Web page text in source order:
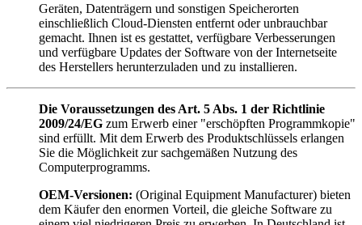
Geräten, Datenträgern und sonstigen Speicherorten
einschließlich Cloud-Diensten entfernt oder unbrauchbar
gemacht. Ihnen ist es gestattet, verfügbare Verbesserungen
und verfügbare Updates der Software von der Internetseite
des Herstellers herunterzuladen und zu installieren.
Die Voraussetzungen des Art. 5 Abs. 1 der Richtlinie
2009/24/EG zum Erwerb einer "erschöpften Programmkopie"
sind erfüllt. Mit dem Erwerb des Produktschlüssels erlangen
Sie die Möglichkeit zur sachgemäßen Nutzung des
Computerprogramms.
OEM-Versionen: (Original Equipment Manufacturer) bieten
dem Käufer den enormen Vorteil, die gleiche Software zu